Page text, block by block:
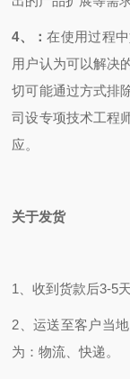
4、：在使用过程
用户认为可以解决
切可能通过方式排
司设专项技术工程
应。
关于发货
1 、收到货款后3-5
2 、运送至客户当
为：物流、快递。